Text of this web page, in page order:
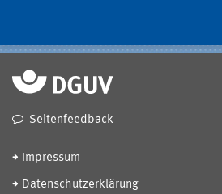
Seitenfeedback
Impressum
Datenschutzerklärung